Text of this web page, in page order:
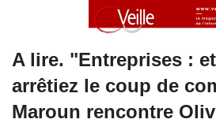
A lire. "Entreprises :
arrêtiez le coup de
Maroun rencontre